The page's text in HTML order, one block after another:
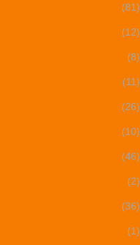
(81)
(12)
(8)
(11)
(26)
(10)
(46)
(2)
(36)
(1)